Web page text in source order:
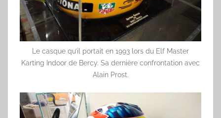
Le casque qu’il portait en 1993 lors du Elf Master
Karting Indoor de Bercy. Sa dernière confrontation avec
Alain Prost.